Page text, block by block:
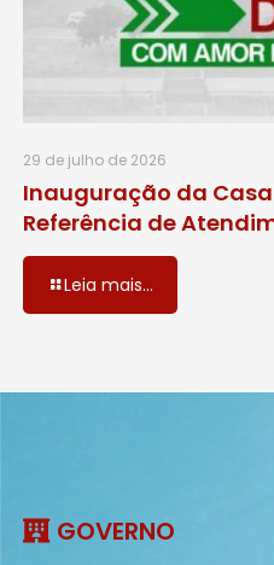
29 de julho de 2026
Inauguração da
Referência de
Leia mais...
GOVERNO